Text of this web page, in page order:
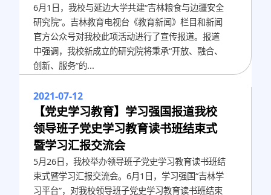
6月1日，我校与延边大学共建“吉林粮食与边疆安全
研究院”。吉林教育电视台《教育新闻》栏目和新闻
官方公众号对我校此项活动进行了宣传报道。报道
中强调，我校新成立的研究院将秉承“开放、融合、
创新、服务”的...
2021-07-12
【党史学习教育】学习强国报道我校
领导班子党史学习教育读书班结束式
暨学习汇报交流会
5月26日，我校举办领导班子党史学习教育读书班结
束式暨学习汇报交流会。6月1日，学习强国“吉林学
习平台”，对我校领导班子党史学习教育读书班结束